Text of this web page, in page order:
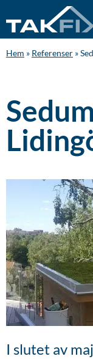
Hem » Referenser »
I slutet av